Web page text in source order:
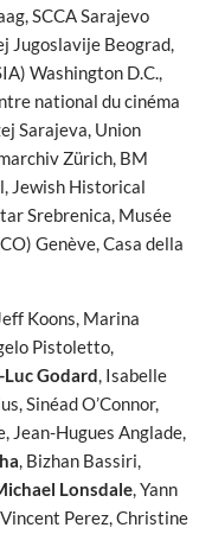
SCCA Sarajevo
Jugoslavije Beograd,
Washington D.C.,
national du cinéma
Sarajeva, Union
Zürich, BM
Jewish Historical
Srebrenica, Musée
Genève, Casa della
Koons, Marina
Pistoletto,
Luc Godard, Isabelle
Sinéad O’Connor,
Jean-Hugues Anglade,
, Bizhan Bassiri,
Lonsdale, Yann
Perez, Christine